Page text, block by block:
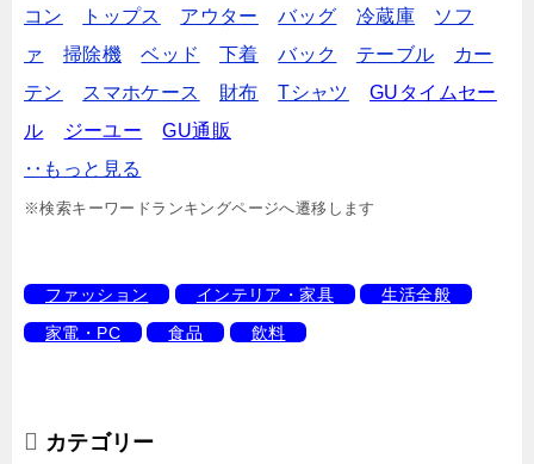
コン
トップス アウター バッグ 冷蔵庫
ソフ
ァ
掃除機 ベッド 下着 バック テーブル
カー
テン
スマホケース 財布 Tシャツ
GUタイムセー
ル
ジーユー
GU通販
‥もっと見る
※検索キーワードランキングページへ遷移します
ファッション インテリア・家具
生活全般
家電・PC
食品 飲料
カテゴリー